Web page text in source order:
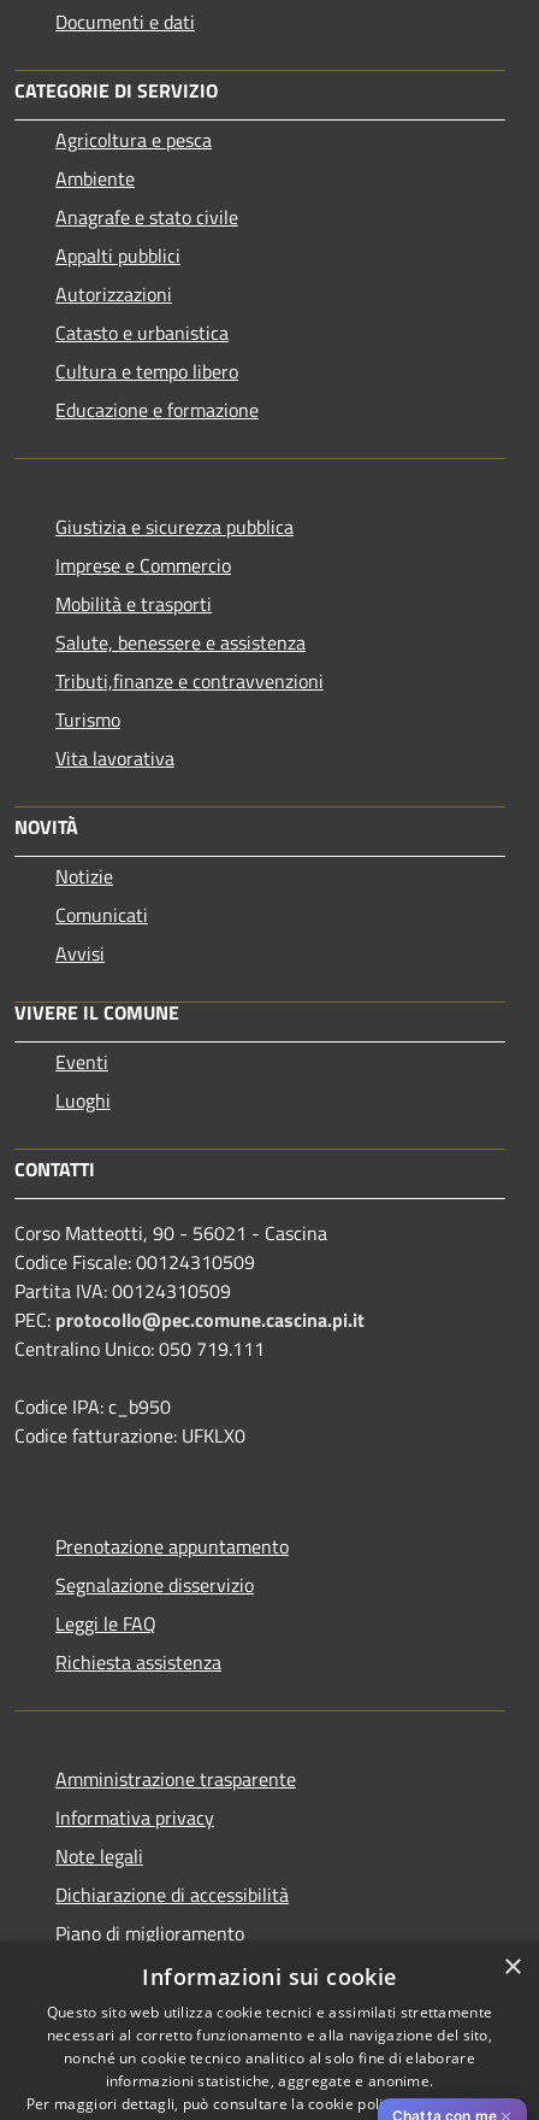
Documenti e dati
CATEGORIE DI SERVIZIO
Agricoltura e pesca
Ambiente
Anagrafe e stato civile
Appalti pubblici
Autorizzazioni
Catasto e urbanistica
Cultura e tempo libero
Educazione e formazione
Giustizia e sicurezza pubblica
Imprese e Commercio
Mobilità e trasporti
Salute, benessere e assistenza
Tributi,finanze e contravvenzioni
Turismo
Vita lavorativa
NOVITÀ
Notizie
Comunicati
Avvisi
VIVERE IL COMUNE
Eventi
Luoghi
CONTATTI
Corso Matteotti, 90 - 56021 - Cascina
Codice Fiscale: 00124310509
Partita IVA: 00124310509
PEC: protocollo@pec.comune.cascina.pi.it
Centralino Unico: 050 719.111
Codice IPA: c_b950
Codice fatturazione: UFKLX0
Prenotazione appuntamento
Segnalazione disservizio
Leggi le FAQ
Richiesta assistenza
Amministrazione trasparente
Informativa privacy
Note legali
Dichiarazione di accessibilità
Piano di miglioramento
Accessibilità
Privacy
Copyright © 2026 • Comune di
Cascina • Powered by
Municipium•Accesso
Chatta con me ✕
×
Informazioni sui cookie
Questo sito web utilizza cookie tecnici e assimilati strettamente
necessari al corretto funzionamento e alla navigazione del sito,
nonché un cookie tecnico analitico al solo fine di elaborare
informazioni statistiche, aggregate e anonime.
Per maggiori dettagli, può consultare la cookie policy al seguentelink